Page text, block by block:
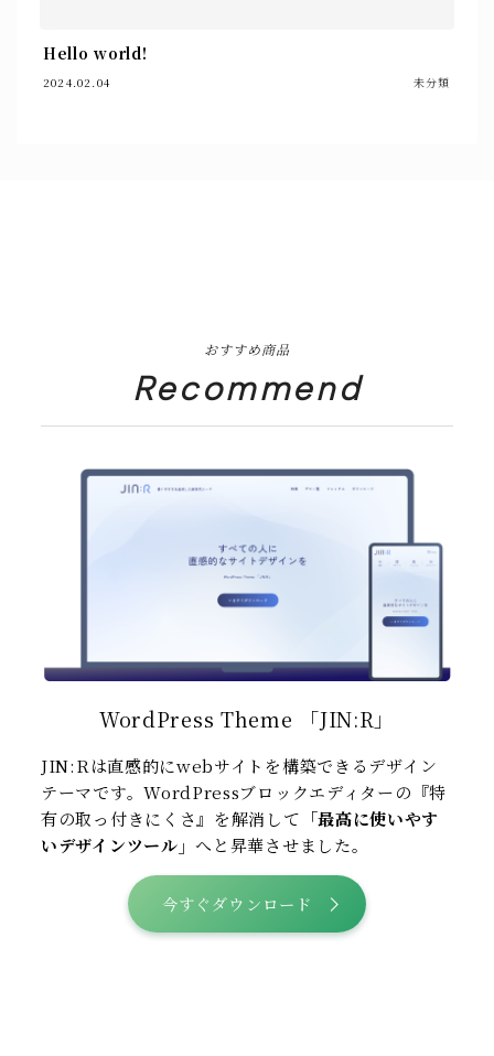
Hello world!
2024.02.04 未分類
おすすめ商品
Recommend
WordPress Theme 「JIN:R」
JIN:Rは直感的にwebサイトを構築できるデザイン
テーマです。WordPressブロックエディターの『特
有の取っ付きにくさ』を解消して 「最高に使いやす
いデザインツール」へと昇華させました。
今すぐダウンロード